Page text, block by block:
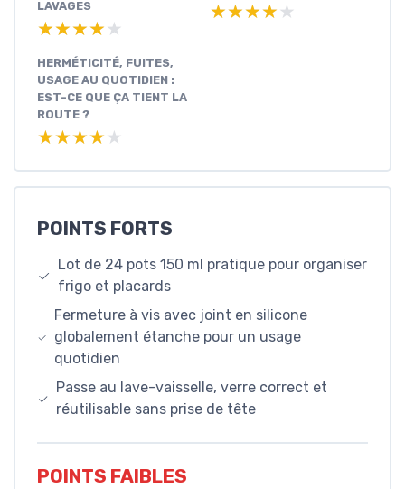
LAVAGES
★★★★★
★★★★★
★★★★★
★★★★★
HERMÉTICITÉ, FUITES,
USAGE AU QUOTIDIEN :
EST-CE QUE ÇA TIENT LA
ROUTE ?
★★★★★
★★★★★
POINTS FORTS
Lot de 24 pots 150 ml pratique pour organiser
frigo et placards
Fermeture à vis avec joint en silicone
globalement étanche pour un usage
quotidien
Passe au lave-vaisselle, verre correct et
réutilisable sans prise de tête
POINTS FAIBLES